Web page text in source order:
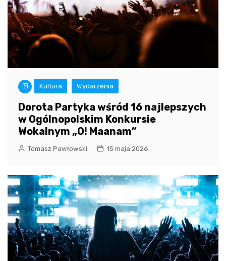
Kultura Wydarzenia
Dorota Partyka wśród 16 najlepszych
w Ogólnopolskim Konkursie
Wokalnym „O! Maanam”
Tomasz Pawłowski 15 maja 2026